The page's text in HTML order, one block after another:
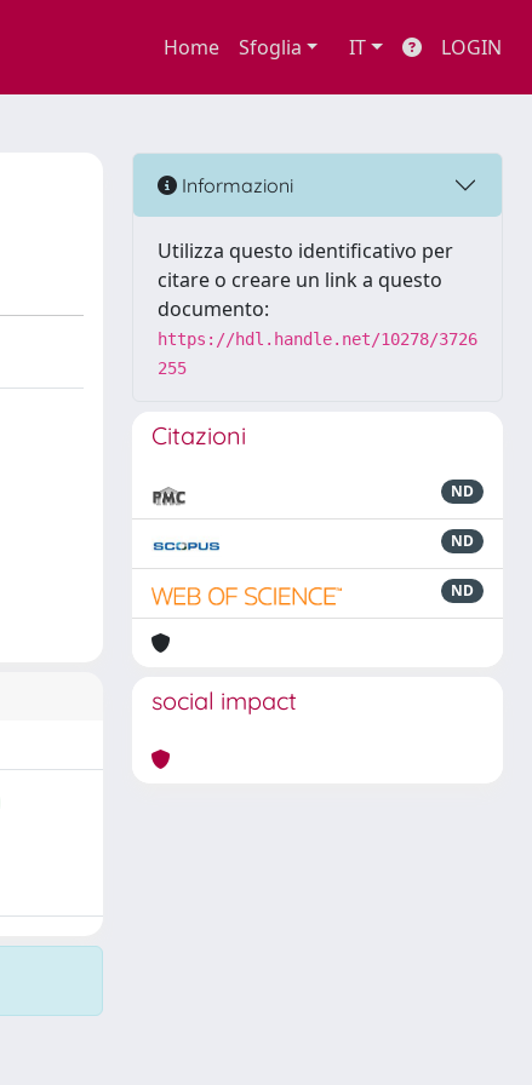
Home Sfoglia IT LOGIN
Informazioni
Utilizza questo identificativo per
citare o creare un link a questo
documento:
https://hdl.handle.net/10278/3726
255
Citazioni
ND
ND
ND
social impact